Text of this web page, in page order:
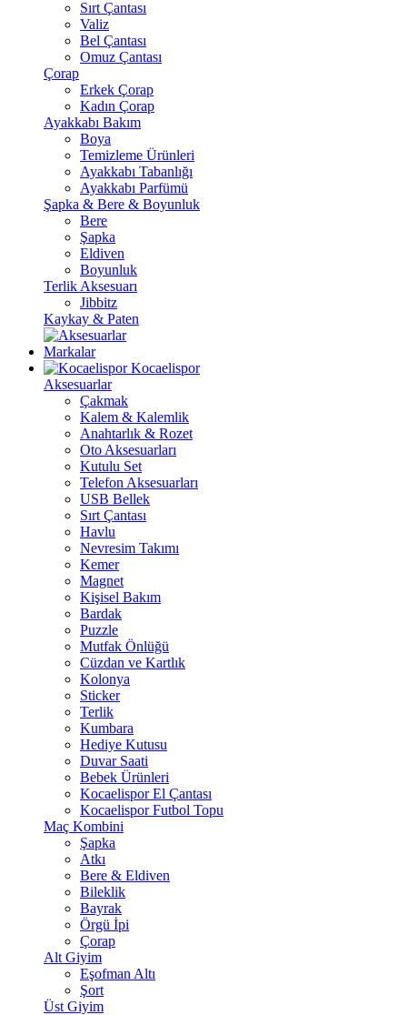
Sırt Çantası
Valiz
Bel Çantası
Omuz Çantası
Çorap
Erkek Çorap
Kadın Çorap
Ayakkabı Bakım
Boya
Temizleme Ürünleri
Ayakkabı Tabanlığı
Ayakkabı Parfümü
Şapka & Bere & Boyunluk
Bere
Şapka
Eldiven
Boyunluk
Terlik Aksesuarı
Jibbitz
Kaykay & Paten
Markalar
Kocaelispor
Aksesuarlar
Çakmak
Kalem & Kalemlik
Anahtarlık & Rozet
Oto Aksesuarları
Kutulu Set
Telefon Aksesuarları
USB Bellek
Sırt Çantası
Havlu
Nevresim Takımı
Kemer
Magnet
Kişisel Bakım
Bardak
Puzzle
Mutfak Önlüğü
Cüzdan ve Kartlık
Kolonya
Sticker
Terlik
Kumbara
Hediye Kutusu
Duvar Saati
Bebek Ürünleri
Kocaelispor El Çantası
Kocaelispor Futbol Topu
Maç Kombini
Şapka
Atkı
Bere & Eldiven
Bileklik
Bayrak
Örgü İpi
Çorap
Alt Giyim
Eşofman Altı
Şort
Üst Giyim